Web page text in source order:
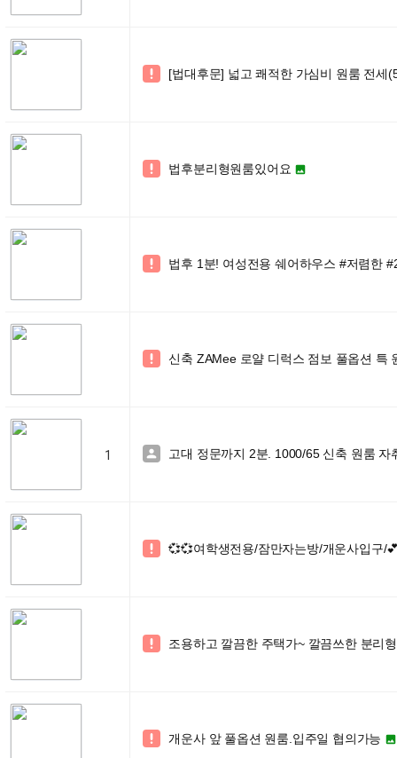
 [법대후문] 넓고 쾌적한 가심비 원룸 전세
 법후분리형원룸있어요 
 법후 1분! 여성전용 쉐어하우스 #저렴한
 신축 ZAMee 로얄 디럭스 점보 풀옵션 특
1  고대 정문까지 2분. 1000/65 신축 원룸 자
 💞💞여학생전용/잠만자는방/개운사입구/
 조용하고 깔끔한 주택가~ 깔끔쓰한 분리
 개운사 앞 풀옵션 원룸.입주일 협의가능 